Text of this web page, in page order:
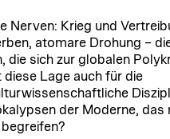
Nerven: Krieg und
atomare Drohung –
die sich zur globalen
Lage auch für die
der Moderne, das